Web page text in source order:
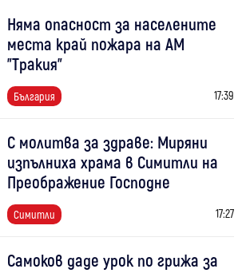
Няма опасност за населените
места край пожара на АМ
"Тракия"
България 17:39
С молитва за здраве: Миряни
изпълниха храма в Симитли на
Преображение Господне
Симитли 17:27
Самоков даде урок по грижа за